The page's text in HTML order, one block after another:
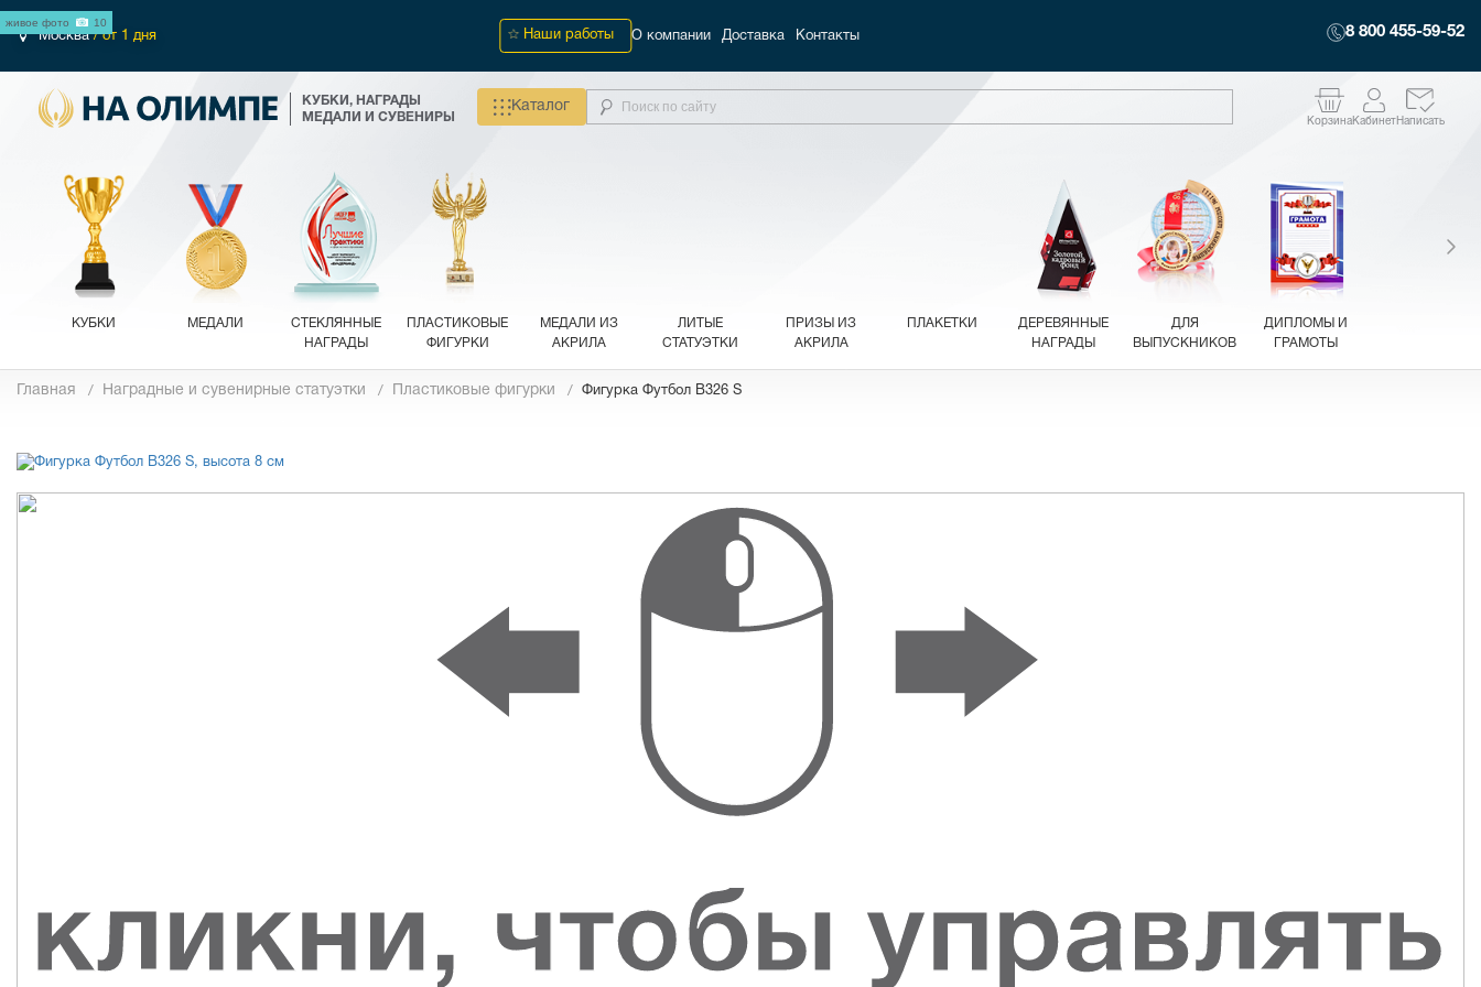
Москва/ от 1 дня Наши работы О компании Доставка Контакты 8 800 455-59-52
КУБКИ, НАГРАДЫ
МЕДАЛИ И СУВЕНИРЫ
Каталог
КорзинаКабинетНаписать
КУБКИ МЕДАЛИ
СТЕКЛЯННЫЕ
НАГРАДЫ
ПЛАСТИКОВЫЕ
ФИГУРКИ
МЕДАЛИ ИЗ
АКРИЛА
ЛИТЫЕ
СТАТУЭТКИ
ПРИЗЫ ИЗ
АКРИЛА
ПЛАКЕТКИ
ДЕРЕВЯННЫЕ
НАГРАДЫ
ДЛЯ
ВЫПУСКНИКОВ
ДИПЛОМЫ И
ГРАМОТЫ
Главная Наградные и сувенирные статуэтки Пластиковые фигурки Фигурка Футбол B326 S
живое фото 10